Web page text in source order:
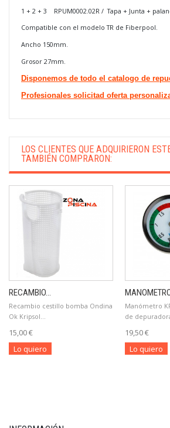
1 + 2 + 3 RPUM0002.02R / Tapa + Junta +
Compatible con el modelo TR de Fiberpool.
Ancho 150mm.
Grosor 27mm.
Disponemos de todo el catalogo de
Profesionales solicitad oferta
LOS CLIENTES QUE ADQUIRIERON
TAMBIÉN COMPRARON:
RECAMBIO...
Recambio cestillo bomba Ondina
Ok Kripsol...
15,00 €
Lo quiero
Manómetro
de
19,50 €
Lo quiero